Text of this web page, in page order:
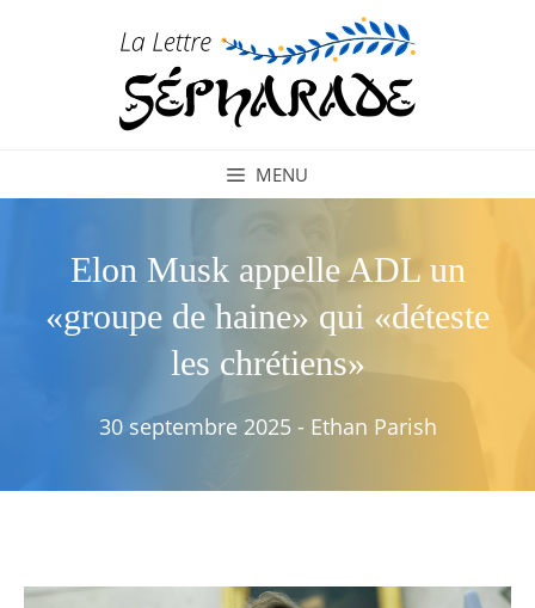
MENU
Elon Musk appelle ADL un
«groupe de haine» qui «déteste
les chrétiens»
30 septembre 2025 - Ethan Parish